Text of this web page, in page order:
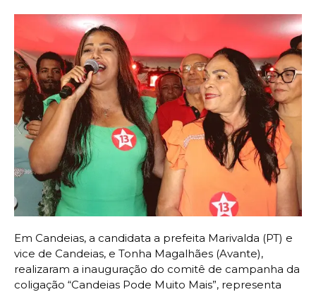
Em Candeias, a candidata a prefeita Marivalda (PT) e
vice de Candeias, e Tonha Magalhães (Avante),
realizaram a inauguração do comitê de campanha da
coligação “Candeias Pode Muito Mais”, representa